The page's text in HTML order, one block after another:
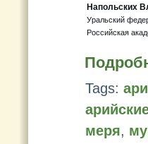
Напольских
Уральский
Российская
Tags:
меря,